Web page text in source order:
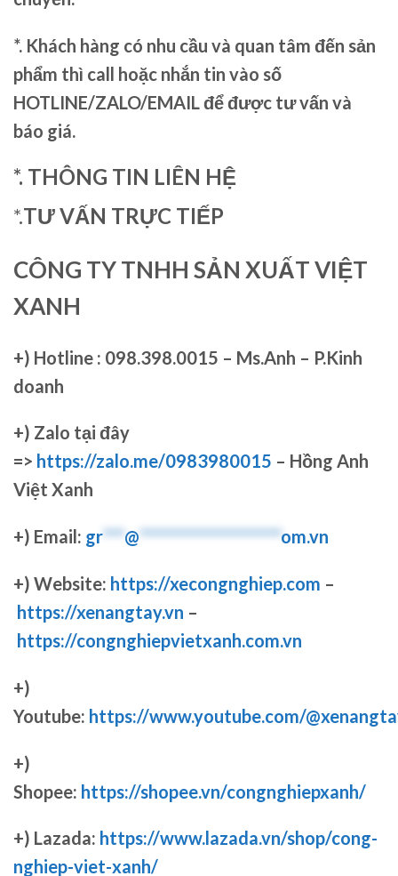
*. Khách hàng có nhu cầu và quan tâm đến sản
phẩm thì call hoặc nhắn tin vào số
HOTLINE/ZALO/EMAIL để được tư vấn và
báo giá.
*. THÔNG TIN LIÊN HỆ
*.TƯ VẤN TRỰC TIẾP
CÔNG TY TNHH SẢN XUẤT VIỆT
XANH
+) Hotline : 098.398.0015 – Ms.Anh – P.Kinh
doanh
+) Zalo tại đây
=> https://zalo.me/0983980015 – Hồng Anh
Việt Xanh
+) Email: gr***@********************om.vn
+) Website: https://xecongnghiep.com –
https://xenangtay.vn –
https://congnghiepvietxanh.com.vn
+)
Youtube: https://www.youtube.com/
+)
Shopee: https://shopee.vn/congnghiepxanh/
+) Lazada: https://www.lazada.vn/shop/cong-
nghiep-viet-xanh/